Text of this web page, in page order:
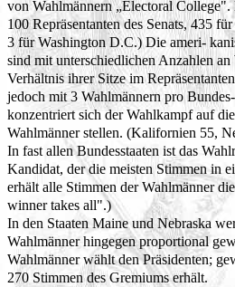
von Wahlmännern „Electoral
100 Repräsentanten des Senats, 435
3 für Washington D.C.) Die ameri-
sind mit unterschiedlichen Anzahlen
Verhältnis ihrer Sitze im
jedoch mit 3 Wahlmännern pro
konzentriert sich der Wahlkampf auf
Wahlmänner stellen. (Kalifornien 55,
In fast allen Bundesstaaten ist das
Kandidat, der die meisten Stimmen in
erhält alle Stimmen der Wahlmänner
winner takes all".)
In den Staaten Maine und Nebraska
Wahlmänner hingegen proportional
Wahlmänner wählt den Präsidenten;
270 Stimmen des Gremiums erhält.